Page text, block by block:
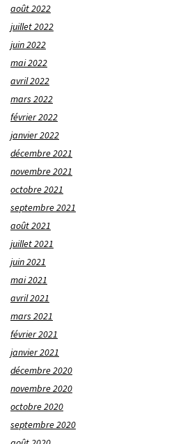
août 2022
juillet 2022
juin 2022
mai 2022
avril 2022
mars 2022
février 2022
janvier 2022
décembre 2021
novembre 2021
octobre 2021
septembre 2021
août 2021
juillet 2021
juin 2021
mai 2021
avril 2021
mars 2021
février 2021
janvier 2021
décembre 2020
novembre 2020
octobre 2020
septembre 2020